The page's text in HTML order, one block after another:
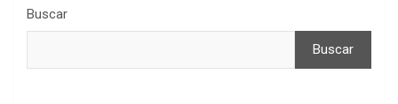
Buscar
Buscar